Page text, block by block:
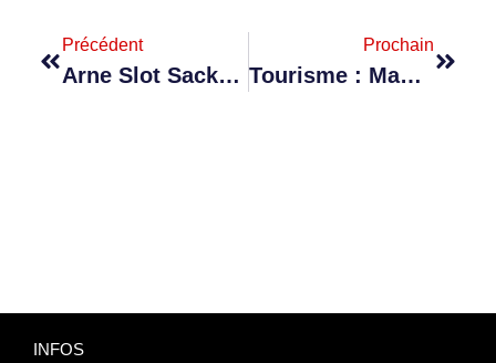
Précédent
Arne Slot Sacked By Liverpool : Son Successeur Serait Andoni Iraola Ancien Coach De Bournemouth
Prochain
Tourisme : Maurice Poursuit Sa Reprise, Portée Par Les Marchés Européens Et Indiens
INFOS